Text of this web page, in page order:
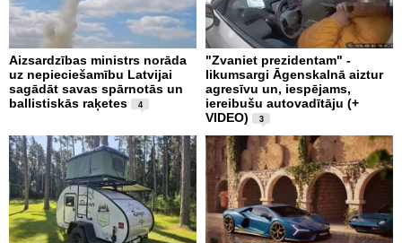
Aizsardzības ministrs norāda
uz nepieciešamību Latvijai
sagādāt savas spārnotās un
ballistiskās raķetes
4
"Zvaniet prezidentam" -
likumsargi Āgenskalnā aiztur
agresīvu un, iespējams,
iereibušu autovadītāju (+
VIDEO)
3